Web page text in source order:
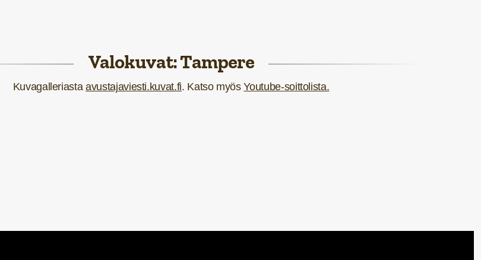
Valokuvat: Tampere
Kuvagalleriastaavustajaviesti.kuvat.fi. Katso myösYoutube-soittolista.